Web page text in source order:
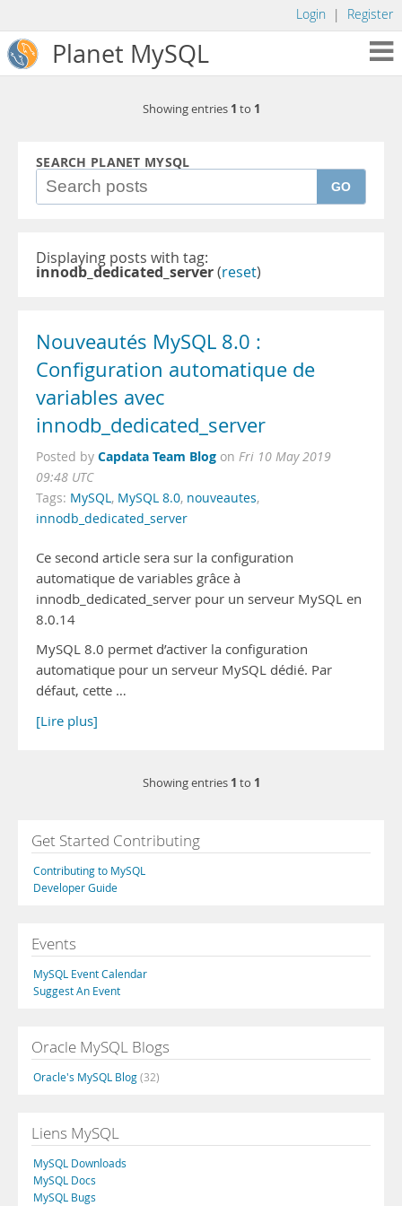
Login | Register
Planet MySQL
Showing entries 1 to 1
SEARCH PLANET MYSQL
GO
Displaying posts with tag:
innodb_dedicated_server(reset)
Nouveautés MySQL 8.0 :
Configuration automatique de
variables avec
innodb_dedicated_server
Posted by Capdata Team Blog on Fri 10 May 2019
09:48 UTC
Tags: MySQL, MySQL 8.0, nouveautes,
innodb_dedicated_server
Ce second article sera sur la configuration
automatique de variables grâce à
innodb_dedicated_server pour un serveur MySQL en
8.0.14
MySQL 8.0 permet d’activer la configuration
automatique pour un serveur MySQL dédié. Par
défaut, cette …
[Lire plus]
Showing entries 1 to 1
Get Started Contributing
Contributing to MySQL
Developer Guide
Events
MySQL Event Calendar
Suggest An Event
Oracle MySQL Blogs
Oracle's MySQL Blog(32)
Liens MySQL
MySQL Downloads
MySQL Docs
MySQL Bugs